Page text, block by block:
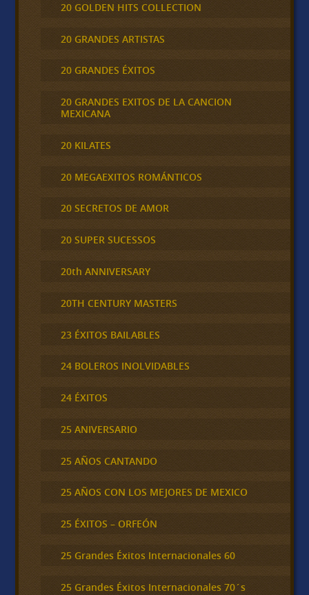
20 GOLDEN HITS COLLECTION
20 GRANDES ARTISTAS
20 GRANDES ÉXITOS
20 GRANDES EXITOS DE LA CANCION
MEXICANA
20 KILATES
20 MEGAEXITOS ROMÁNTICOS
20 SECRETOS DE AMOR
20 SUPER SUCESSOS
20th ANNIVERSARY
20TH CENTURY MASTERS
23 ÉXITOS BAILABLES
24 BOLEROS INOLVIDABLES
24 ÉXITOS
25 ANIVERSARIO
25 AÑOS CANTANDO
25 AÑOS CON LOS MEJORES DE MEXICO
25 ÉXITOS – ORFEÓN
25 Grandes Éxitos Internacionales 60
25 Grandes Éxitos Internacionales 70´s